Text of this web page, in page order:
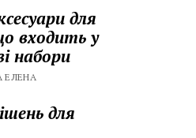
для
входить у
набори
ЕЛЕНА
для